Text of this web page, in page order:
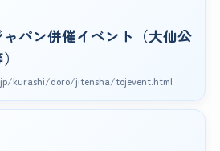
パン併催イベント（大仙公
kurashi/doro/jitensha/tojevent.html